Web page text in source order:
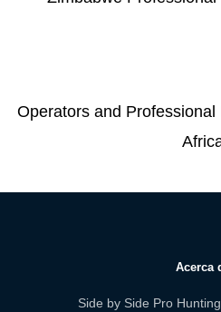
Operators and
Acerca
Side by Side Pro